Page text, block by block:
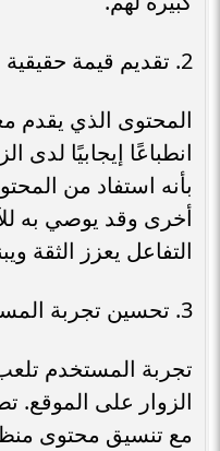
2. تقديم قيمة حقيقية
المحتوى الذي يقدم
انطباعًا إيجابيًا لدى
بأنه استفاد من
أخرى وقد يوصي به
التفاعل يعزز الثقة
3. تحسين تجربة المستخدم
تجربة المستخدم
الزوار على الموقع.
مع تنسيق محتوى